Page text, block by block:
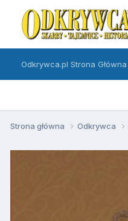
Odkrywca.pl Strona Główna
Strona główna Odkrywca